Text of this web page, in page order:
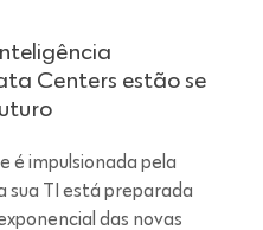
Centers estão se
é impulsionada pela
sua TI está preparada
das novas